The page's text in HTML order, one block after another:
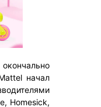
начал
Homesick,